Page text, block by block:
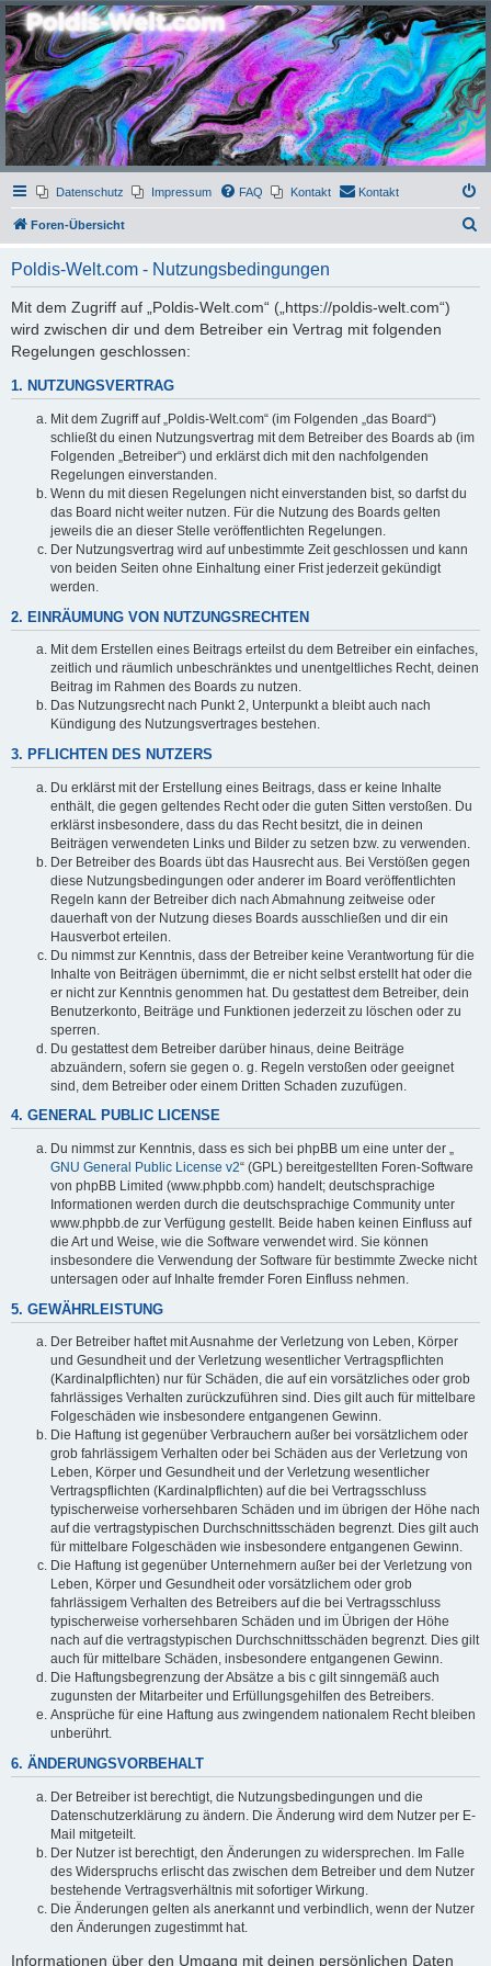
Poldis-Welt.com
Das Forum für Jeans, Sportswear, grosse Grössen und Accessoires
Datenschutz Impressum FAQ Kontakt Kontakt
Foren-Übersicht
Poldis-Welt.com - Nutzungsbedingungen
Mit dem Zugriff auf „Poldis-Welt.com“ („https://poldis-welt.com“)
wird zwischen dir und dem Betreiber ein Vertrag mit folgenden
Regelungen geschlossen:
1. NUTZUNGSVERTRAG
Mit dem Zugriff auf „Poldis-Welt.com“ (im Folgenden „das Board“)
schließt du einen Nutzungsvertrag mit dem Betreiber des Boards ab (im
Folgenden „Betreiber“) und erklärst dich mit den nachfolgenden
Regelungen einverstanden.
Wenn du mit diesen Regelungen nicht einverstanden bist, so darfst du
das Board nicht weiter nutzen. Für die Nutzung des Boards gelten
jeweils die an dieser Stelle veröffentlichten Regelungen.
Der Nutzungsvertrag wird auf unbestimmte Zeit geschlossen und kann
von beiden Seiten ohne Einhaltung einer Frist jederzeit gekündigt
werden.
2. EINRÄUMUNG VON NUTZUNGSRECHTEN
Mit dem Erstellen eines Beitrags erteilst du dem Betreiber ein einfaches,
zeitlich und räumlich unbeschränktes und unentgeltliches Recht, deinen
Beitrag im Rahmen des Boards zu nutzen.
Das Nutzungsrecht nach Punkt 2, Unterpunkt a bleibt auch nach
Kündigung des Nutzungsvertrages bestehen.
3. PFLICHTEN DES NUTZERS
Du erklärst mit der Erstellung eines Beitrags, dass er keine Inhalte
enthält, die gegen geltendes Recht oder die guten Sitten verstoßen. Du
erklärst insbesondere, dass du das Recht besitzt, die in deinen
Beiträgen verwendeten Links und Bilder zu setzen bzw. zu verwenden.
Der Betreiber des Boards übt das Hausrecht aus. Bei Verstößen gegen
diese Nutzungsbedingungen oder anderer im Board veröffentlichten
Regeln kann der Betreiber dich nach Abmahnung zeitweise oder
dauerhaft von der Nutzung dieses Boards ausschließen und dir ein
Hausverbot erteilen.
Du nimmst zur Kenntnis, dass der Betreiber keine Verantwortung für die
Inhalte von Beiträgen übernimmt, die er nicht selbst erstellt hat oder die
er nicht zur Kenntnis genommen hat. Du gestattest dem Betreiber, dein
Benutzerkonto, Beiträge und Funktionen jederzeit zu löschen oder zu
sperren.
Du gestattest dem Betreiber darüber hinaus, deine Beiträge
abzuändern, sofern sie gegen o. g. Regeln verstoßen oder geeignet
sind, dem Betreiber oder einem Dritten Schaden zuzufügen.
4. GENERAL PUBLIC LICENSE
Du nimmst zur Kenntnis, dass es sich bei phpBB um eine unter der „
GNU General Public License v2“ (GPL) bereitgestellten Foren-Software
von phpBB Limited (www.phpbb.com) handelt; deutschsprachige
Informationen werden durch die deutschsprachige Community unter
www.phpbb.de zur Verfügung gestellt. Beide haben keinen Einfluss auf
die Art und Weise, wie die Software verwendet wird. Sie können
insbesondere die Verwendung der Software für bestimmte Zwecke nicht
untersagen oder auf Inhalte fremder Foren Einfluss nehmen.
5. GEWÄHRLEISTUNG
Der Betreiber haftet mit Ausnahme der Verletzung von Leben, Körper
und Gesundheit und der Verletzung wesentlicher Vertragspflichten
(Kardinalpflichten) nur für Schäden, die auf ein vorsätzliches oder grob
fahrlässiges Verhalten zurückzuführen sind. Dies gilt auch für mittelbare
Folgeschäden wie insbesondere entgangenen Gewinn.
Die Haftung ist gegenüber Verbrauchern außer bei vorsätzlichem oder
grob fahrlässigem Verhalten oder bei Schäden aus der Verletzung von
Leben, Körper und Gesundheit und der Verletzung wesentlicher
Vertragspflichten (Kardinalpflichten) auf die bei Vertragsschluss
typischerweise vorhersehbaren Schäden und im übrigen der Höhe nach
auf die vertragstypischen Durchschnittsschäden begrenzt. Dies gilt auch
für mittelbare Folgeschäden wie insbesondere entgangenen Gewinn.
Die Haftung ist gegenüber Unternehmern außer bei der Verletzung von
Leben, Körper und Gesundheit oder vorsätzlichem oder grob
fahrlässigem Verhalten des Betreibers auf die bei Vertragsschluss
typischerweise vorhersehbaren Schäden und im Übrigen der Höhe
nach auf die vertragstypischen Durchschnittsschäden begrenzt. Dies gilt
auch für mittelbare Schäden, insbesondere entgangenen Gewinn.
Die Haftungsbegrenzung der Absätze a bis c gilt sinngemäß auch
zugunsten der Mitarbeiter und Erfüllungsgehilfen des Betreibers.
Ansprüche für eine Haftung aus zwingendem nationalem Recht bleiben
unberührt.
6. ÄNDERUNGSVORBEHALT
Der Betreiber ist berechtigt, die Nutzungsbedingungen und die
Datenschutzerklärung zu ändern. Die Änderung wird dem Nutzer per E-
Mail mitgeteilt.
Der Nutzer ist berechtigt, den Änderungen zu widersprechen. Im Falle
des Widerspruchs erlischt das zwischen dem Betreiber und dem Nutzer
bestehende Vertragsverhältnis mit sofortiger Wirkung.
Die Änderungen gelten als anerkannt und verbindlich, wenn der Nutzer
den Änderungen zugestimmt hat.
Informationen über den Umgang mit deinen persönlichen Daten